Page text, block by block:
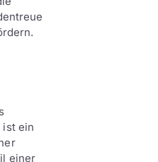
ist ein
einer